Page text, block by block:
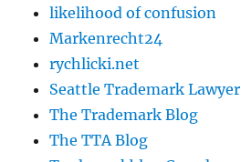
likelihood of confusion
Markenrecht24
rychlicki.net
Seattle Trademark Lawyer
The Trademark Blog
The TTA Blog